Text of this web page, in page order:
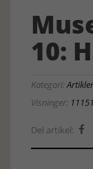
10:
Kategori:Artikler
Visninger: 11151
Del artikel: 